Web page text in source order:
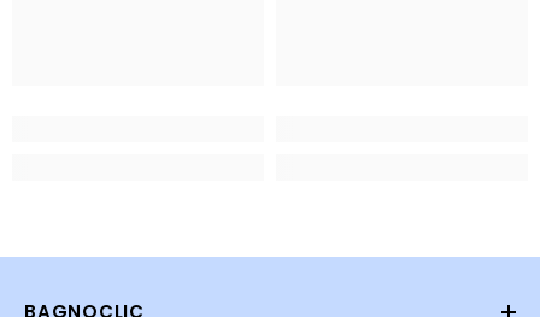
BAGNOCLIC